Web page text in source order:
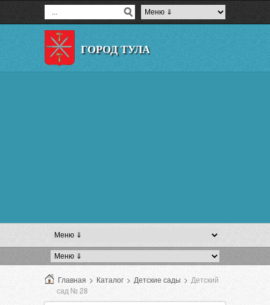
ГОРОД ТУЛА
Главная > Каталог > Детские сады > Детский
сад № 28